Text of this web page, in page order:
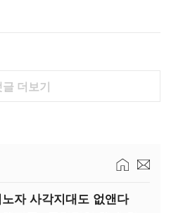
글 더보기
자 사각지대도 없앤다